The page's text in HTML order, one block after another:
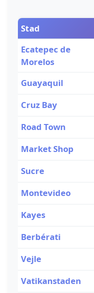
Stad
Ecatepec de
Morelos
Guayaquil
Cruz Bay
Road Town
Market Shop
Sucre
Montevideo
Kayes
Berbérati
Vejle
Vatikanstaden